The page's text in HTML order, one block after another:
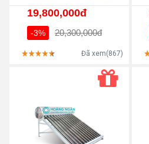
19,800,000đ
-3% 20,300,000đ
Đã xem(867)